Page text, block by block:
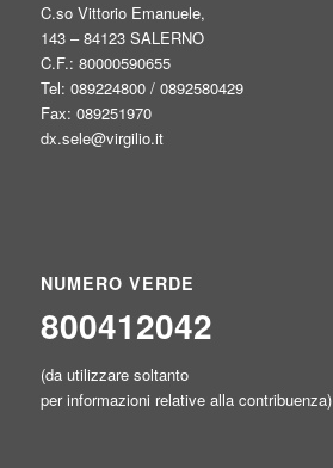
C.so Vittorio Emanuele,
143 – 84123 SALERNO
C.F.: 80000590655
Tel: 089224800 / 0892580429
Fax: 089251970
dx.sele@virgilio.it
NUMERO VERDE
800412042
(da utilizzare soltanto
per informazioni relative alla contribuenza)